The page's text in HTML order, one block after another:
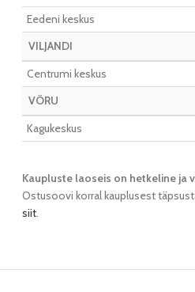
Eedeni keskus
VILJANDI
Centrumi keskus
VÕRU
Kagukeskus
Kaupluste laoseis on hetkeline ja
Ostusoovi korral kauplusest
siit.